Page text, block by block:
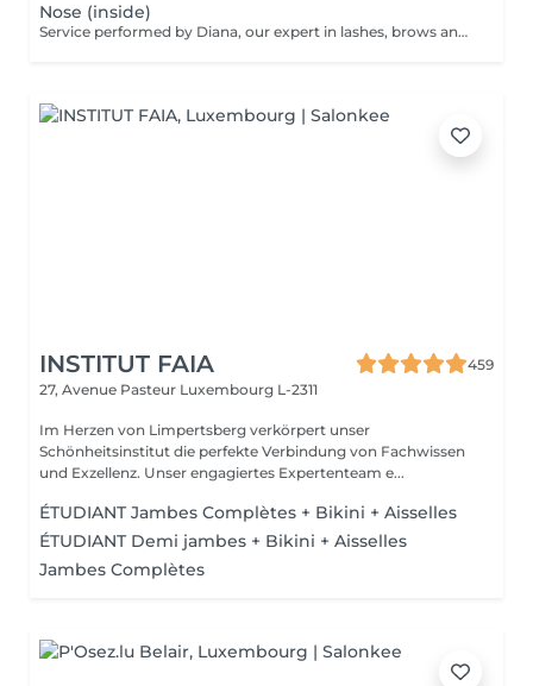
Nose (inside)
Service performed by Diana, our expert in lashes, brows and hair removal, with over 10 years of experience, ensuring precision and high-quality results.
INSTITUT FAIA
459
27, Avenue Pasteur Luxembourg L-2311
Im Herzen von Limpertsberg verkörpert unser
Schönheitsinstitut die perfekte Verbindung von Fachwissen
und Exzellenz. Unser engagiertes Expertenteam e...
ÉTUDIANT Jambes Complètes + Bikini + Aisselles
ÉTUDIANT Demi jambes + Bikini + Aisselles
Jambes Complètes